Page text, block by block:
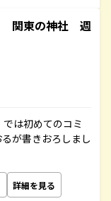
関東の神社 週
は初めてのコミ
が書きおろしまし
詳細を見る